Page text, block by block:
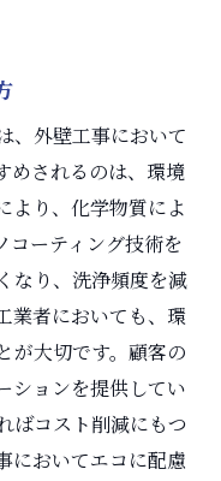
、外壁工事において
めされるのは、環境
より、化学物質によ
コーティング技術を
なり、洗浄頻度を減
業者においても、環
が大切です。顧客の
ションを提供してい
ばコスト削減にもつ
においてエコに配慮